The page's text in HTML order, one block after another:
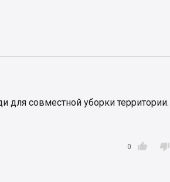
для совместной уборки территории.

0 